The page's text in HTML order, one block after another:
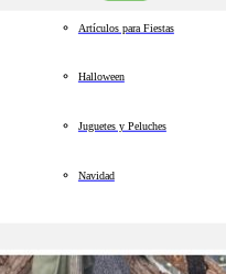
Artículos para Fiestas
Halloween
Juguetes y Peluches
Navidad